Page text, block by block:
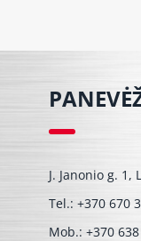
J. Janonio g. 1,
Tel.: +370 670
Mob.: +370